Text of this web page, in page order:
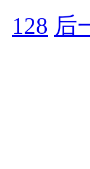
128 后